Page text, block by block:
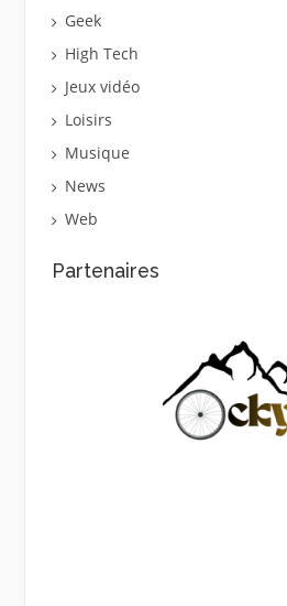
Geek
High Tech
Jeux vidéo
Loisirs
Musique
News
Web
Partenaires